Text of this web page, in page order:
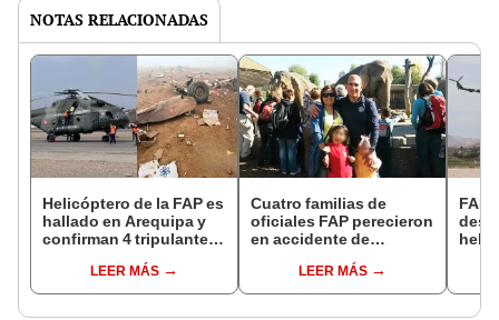
NOTAS RELACIONADAS
Helicóptero de la FAP es
hallado en Arequipa y
confirman 4 tripulantes
LEER MÁS
Cuatro familias de
oficiales FAP perecieron
en accidente de
LEER MÁS
FAP
el